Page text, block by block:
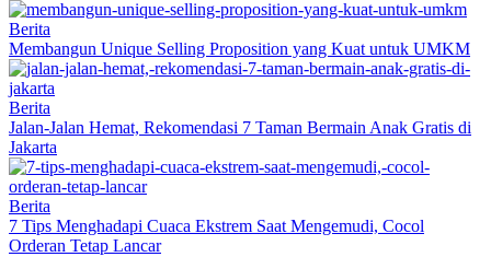
Berita
Membangun Unique Selling Proposition yang Kuat untuk UMKM
Berita
Jalan-Jalan Hemat, Rekomendasi 7 Taman Bermain Anak Gratis di
Jakarta
Berita
7 Tips Menghadapi Cuaca Ekstrem Saat Mengemudi, Cocol
Orderan Tetap Lancar